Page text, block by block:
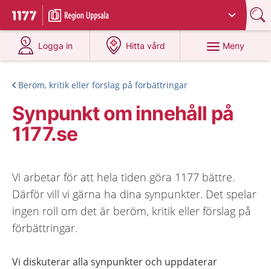
Till startsidan för 1177
Du har valt region
Logga in
på 1177.se
Hitta vård
på 1177.se
Meny
Beröm, kritik eller förslag på förbättringar
Synpunkt om innehåll på
1177.se
Vi arbetar för att hela tiden göra 1177 bättre.
Därför vill vi gärna ha dina synpunkter. Det spelar
ingen roll om det är beröm, kritik eller förslag på
förbättringar.
Vi diskuterar alla synpunkter och uppdaterar